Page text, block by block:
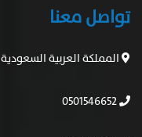
تواصل معنا
المملكة العربية السعودية